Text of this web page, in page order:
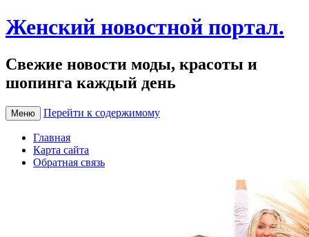
Женский новостной портал.
Свежие новости моды, красоты и
шопинга каждый день
Меню Перейти к содержимому
Главная
Карта сайта
Обратная связь